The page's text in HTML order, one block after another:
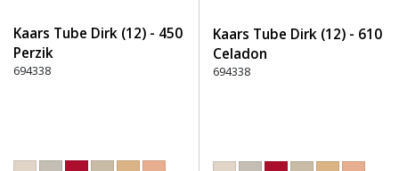
Kaars Tube Dirk (12) - 450
Perzik
694338
Kaars Tube Dirk (12) - 610
Celadon
694338